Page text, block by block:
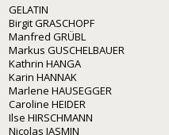
GELATIN
Birgit GRASCHOPF
Manfred GRÜBL
Markus GUSCHELBAUER
Kathrin HANGA
Karin HANNAK
Marlene HAUSEGGER
Caroline HEIDER
Ilse HIRSCHMANN
Nicolas JASMIN